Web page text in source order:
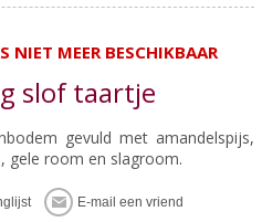
NIET MEER BESCHIKBAAR
slof taartje
gevuld met amandelspijs,
gele room en slagroom.